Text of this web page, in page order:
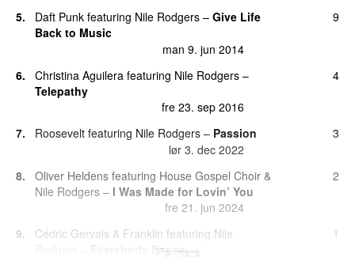
5. Daft Punk featuring Nile Rodgers – Give Life
Back to Music
man 9. jun 2014
9
6. Christina Aguilera featuring Nile Rodgers –
Telepathy
fre 23. sep 2016
4
7. Roosevelt featuring Nile Rodgers – Passion
lør 3. dec 2022
3
8. Oliver Heldens featuring House Gospel Choir &
Nile Rodgers – I Was Made for Lovin’ You
fre 21. jun 2024
2
9. Cédric Gervais & Franklin featuring Nile
Everybody Dance
1
Vis mere